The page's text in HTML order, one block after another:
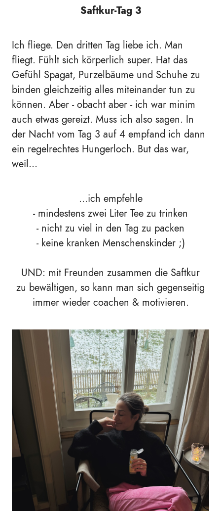
Saftkur-Tag 3
Ich fliege. Den dritten Tag liebe ich. Man
fliegt. Fühlt sich körperlich super. Hat das
Gefühl Spagat, Purzelbäume und Schuhe zu
binden gleichzeitig alles miteinander tun zu
können. Aber - obacht aber - ich war minim
auch etwas gereizt. Muss ich also sagen. In
der Nacht vom Tag 3 auf 4 empfand ich dann
ein regelrechtes Hungerloch. But das war,
weil...
...ich empfehle
- mindestens zwei Liter Tee zu trinken
- nicht zu viel in den Tag zu packen
- keine kranken Menschenskinder ;)
UND: mit Freunden zusammen die Saftkur
zu bewältigen, so kann man sich gegenseitig
immer wieder coachen & motivieren.